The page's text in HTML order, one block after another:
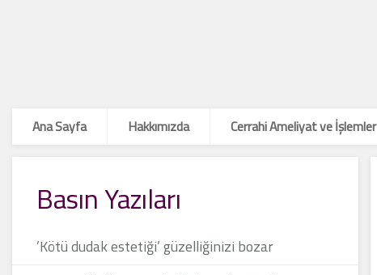
Ana Sayfa
Hakkımızda Cerrahi Ameliyat ve İşlemler
Basın Yazıları
’Kötü dudak estetiği’ güzelliğinizi bozar